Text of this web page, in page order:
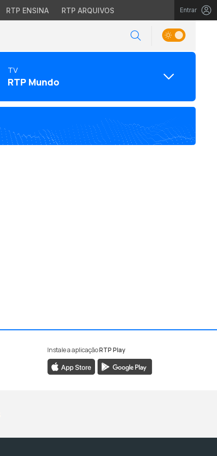
RTP ENSINA RTP ARQUIVOS Entrar
TV
RTP Mundo
Instale a aplicaçãoRTP Play